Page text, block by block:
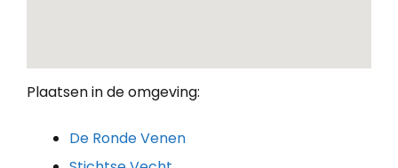
Plaatsen in de omgeving:
De Ronde Venen